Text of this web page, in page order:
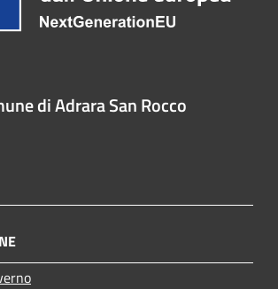
di Adrara San Rocco